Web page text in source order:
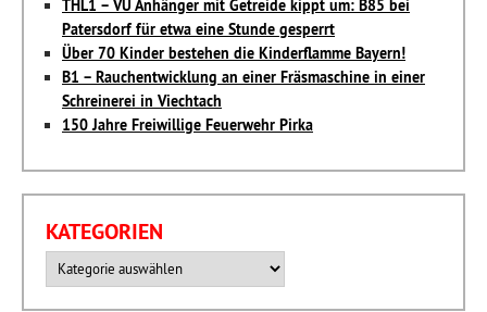
THL1 – VU Anhänger mit Getreide kippt um: B85 bei
Patersdorf für etwa eine Stunde gesperrt
Über 70 Kinder bestehen die Kinderflamme Bayern!
B1 – Rauchentwicklung an einer Fräsmaschine in einer
Schreinerei in Viechtach
150 Jahre Freiwillige Feuerwehr Pirka
KATEGORIEN